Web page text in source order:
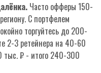
Часто офферы 150-
С портфелем
торгуйтесь до 200-
2-3 ретейнера на 40-60
тыс. ₽ - итого 240-300